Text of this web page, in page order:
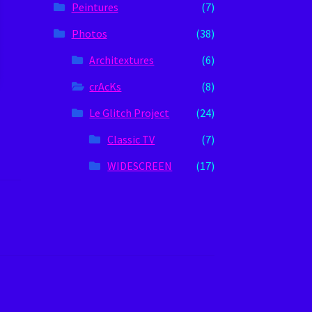
Peintures
(7)
Photos
(38)
Architextures
(6)
crAcKs
(8)
Le Glitch Project
(24)
Classic TV
(7)
WIDESCREEN
(17)